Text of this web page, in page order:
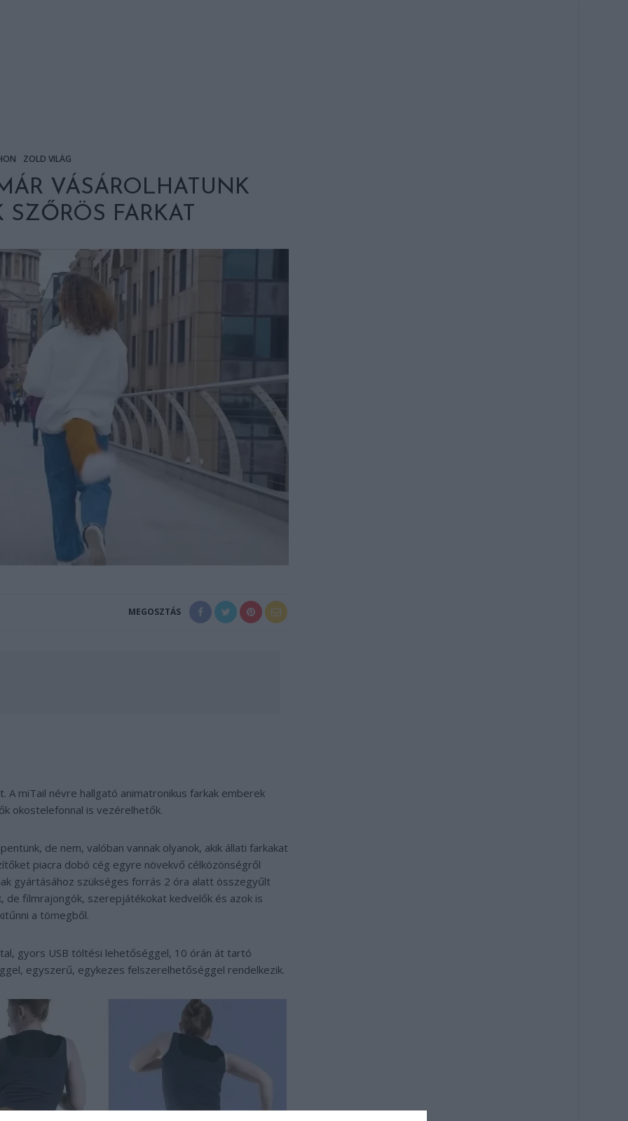
ZÖLD VILÁG
VÁSÁROLHATUNK
FARKAT
MEGOSZTÁS
A miTail névre hallgató animatronikus farkak emberek
okostelefonnal is vezérelhetők.
de nem, valóban vannak olyanok, akik állati farkakat
piacra dobó cég egyre növekvő célközönségről
gyártásához szükséges forrás 2 óra alatt összegyűlt
de filmrajongók, szerepjátékokat kedvelők és azok is
a tömegből.
gyors USB töltési lehetőséggel, 10 órán át tartó
egyszerű, egykezes felszerelhetőséggel rendelkezik.